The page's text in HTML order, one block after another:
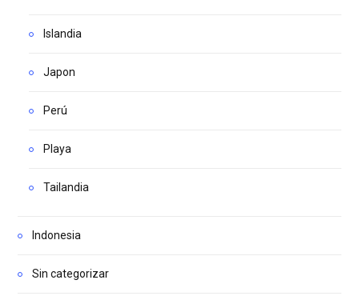
Islandia
Japon
Perú
Playa
Tailandia
Indonesia
Sin categorizar